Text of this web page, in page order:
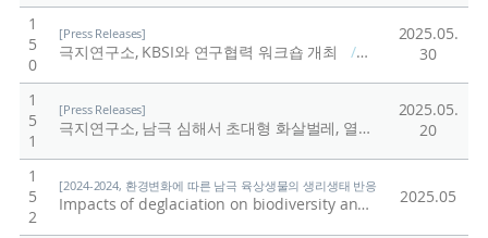
1
5
0
[Press Releases]
극지연구소, KBSI와 연구협력 워크숍 개최 / 극지연구소
2025.05.
30
1
5
1
[Press Releases]
극지연구소, 남극 심해서 초대형 화살벌레, 열수광석 획득
2025.05.
20
1
5
2
[2024-2024, 환경변화에 따른 남극 육상생물의 생리생태 반응 규명 (24-24) / 이형
Impacts of deglaciation on biodiversity and ecosystem function 2025.05